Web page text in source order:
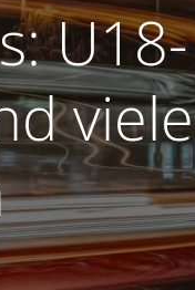
U18-
viele